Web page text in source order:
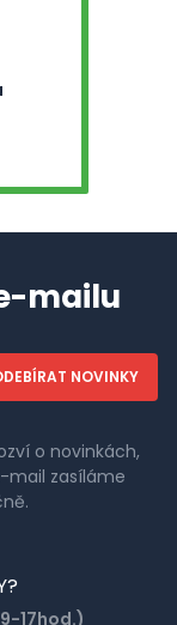
mailu
o novinkách,
mail zasíláme
17hod.)